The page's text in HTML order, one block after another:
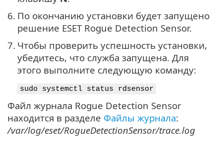
6. По окончанию установки будет запущено
решение ESET Rogue Detection Sensor.
7. Чтобы проверить успешность установки,
убедитесь, что служба запущена. Для
этого выполните следующую команду:
sudo systemctl status rdsensor
Файл журнала Rogue Detection Sensor
находится в разделе Файлы журнала:
/var/log/eset/RogueDetectionSensor/trace.log